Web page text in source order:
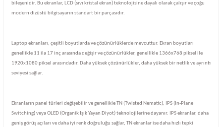
bileşenidir. Bu ekranlar, LCD (sıvı kristal ekran) teknolojisine dayalı olarak çalışır ve çoğu
modern dizüstü bilgisayarın standart bir parçasıdır.
Laptop ekranları, çeşitli boyutlarda ve çözünürlüklerde mevcuttur. Ekran boyutları
genellikle 11 ila 17 inç arasında değişir ve çözünürlükler, genellikle 1366x768 piksel ile
1920x1080 piksel arasındadır. Daha yüksek çözünürlükler, daha yüksek bir netlik ve ayrıntı
seviyesi sağlar.
Ekranların panel türleri değişebilir ve genellikle TN (Twisted Nematic), IPS (In-Plane
Switching) veya OLED (Organik Işık Yayan Diyot) teknolojilerine dayanır. IPS ekranlar, daha
geniş görüş açıları ve daha iyi renk doğruluğu sağlar, TN ekranlar ise daha hızlı tepki